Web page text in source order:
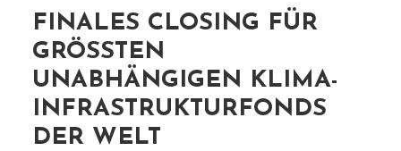
FINALES CLOSING FÜR
GRÖSSTEN U
NABHÄNGIGEN KLIMA-I
NFRASTRUKTURFONDS D
ER WELT